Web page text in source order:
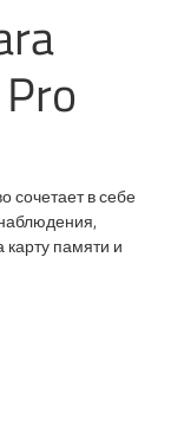
сочетает в себе
карту памяти и